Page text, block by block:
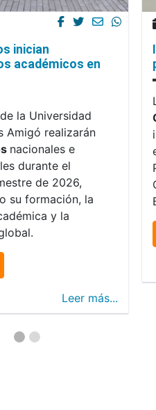
inician
académicos en
la Universidad
Amigó realizarán
nacionales e
durante el
de 2026,
su formación, la
y la
Leer más...